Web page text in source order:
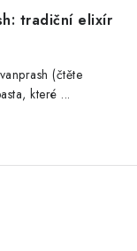
tradiční elixír
(čtěte
které ...